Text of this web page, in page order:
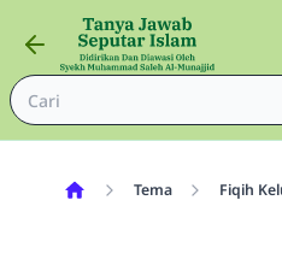
Tema Fiqih